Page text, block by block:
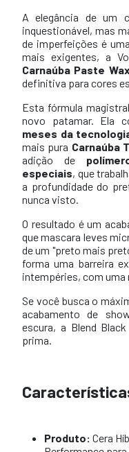
A elegância de um
inquestionável, mas
de imperfeições é
mais exigentes, a
Carnaúba Paste
definitiva para cores
Esta fórmula
novo patamar. Ela
meses da
mais pura Carnaúba
adição de
especiais, que
a profundidade do
nunca visto.
O resultado é um
que mascara leves
de um "preto mais
forma uma barreira
intempéries, com uma
Se você busca o
acabamento de
escura, a Blend
prima.
Produto: Cera